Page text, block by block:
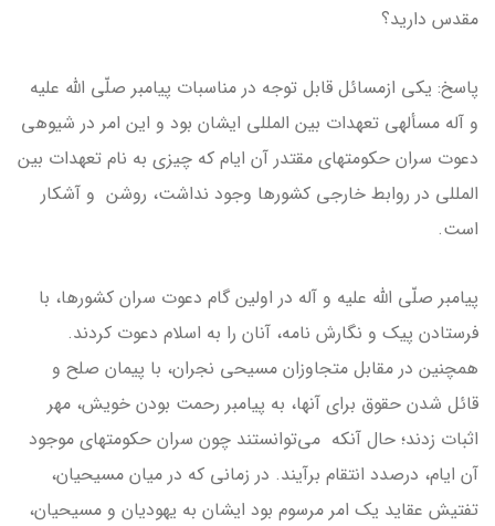
مقدس دارید؟
پاسخ: یکی ازمسائل قابل توجه در مناسبات پیامبر صلّی الله علیه
و آله مسأله­ی تعهدات بین المللی ایشان بود و این امر در شیوه­ی
دعوت سران حکومت­های مقتدر آن ایام که چیزی به نام تعهدات بین
المللی در روابط خارجی کشورها وجود نداشت، روشن و آشکار
است.
پیامبر صلّی الله علیه و آله در اولین گام دعوت سران کشورها، با
فرستادن پیک و نگارش نامه، آنان را به اسلام دعوت کردند.
همچنین در مقابل متجاوزان مسیحی نجران، با پیمان صلح و
قائل شدن حقوق برای آن­ها، به پیامبر رحمت بودن خویش، مهر
اثبات زدند؛ حال آنکه می‌توانستند چون سران حکومت­های موجود
آن ایام، درصدد انتقام برآیند. در زمانی که در میان مسیحیان،
تفتیش عقاید یک امر مرسوم بود ایشان به یهودیان و مسیحیان،